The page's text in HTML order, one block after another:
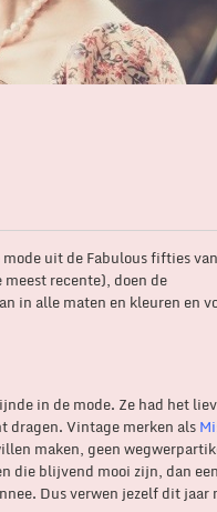
uit de Fabulous fifties
recente), doen de
in alle maten en kleuren en
in de mode. Ze had het
dragen. Vintage merken als
maken, geen
die blijvend mooi zijn, dan
Dus verwen jezelf dit jaar